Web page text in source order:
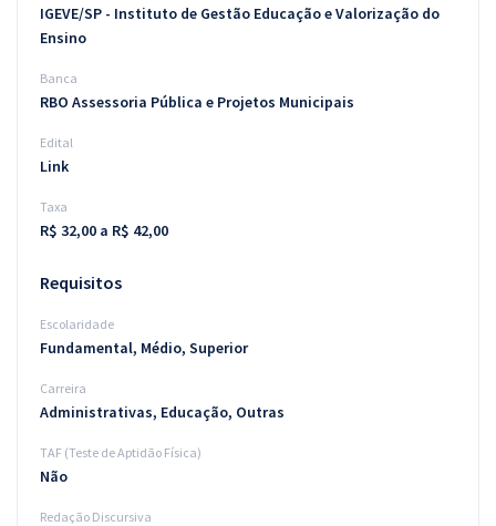
IGEVE/SP - Instituto de Gestão Educação e Valorização do
Ensino
Banca
RBO Assessoria Pública e Projetos Municipais
Edital
Link
Taxa
R$ 32,00 a R$ 42,00
Requisitos
Escolaridade
Fundamental, Médio, Superior
Carreira
Administrativas, Educação, Outras
TAF (Teste de Aptidão Física)
Não
Redação Discursiva